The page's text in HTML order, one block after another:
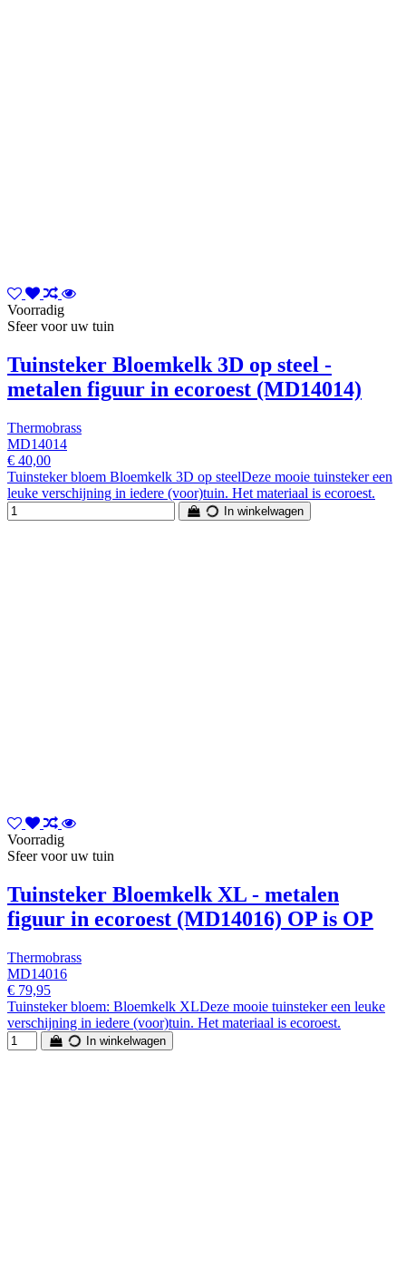
Voorradig
Sfeer voor uw tuin
Tuinsteker Bloemkelk 3D op steel -
metalen figuur in ecoroest (MD14014)
Thermobrass
MD14014
€ 40,00
Tuinsteker bloem Bloemkelk 3D op steelDeze mooie tuinsteker een
leuke verschijning in iedere (voor)tuin. Het materiaal is ecoroest.
In winkelwagen
Voorradig
Sfeer voor uw tuin
Tuinsteker Bloemkelk XL - metalen
figuur in ecoroest (MD14016) OP is OP
Thermobrass
MD14016
€ 79,95
Tuinsteker bloem: Bloemkelk XLDeze mooie tuinsteker een leuke
verschijning in iedere (voor)tuin. Het materiaal is ecoroest.
In winkelwagen